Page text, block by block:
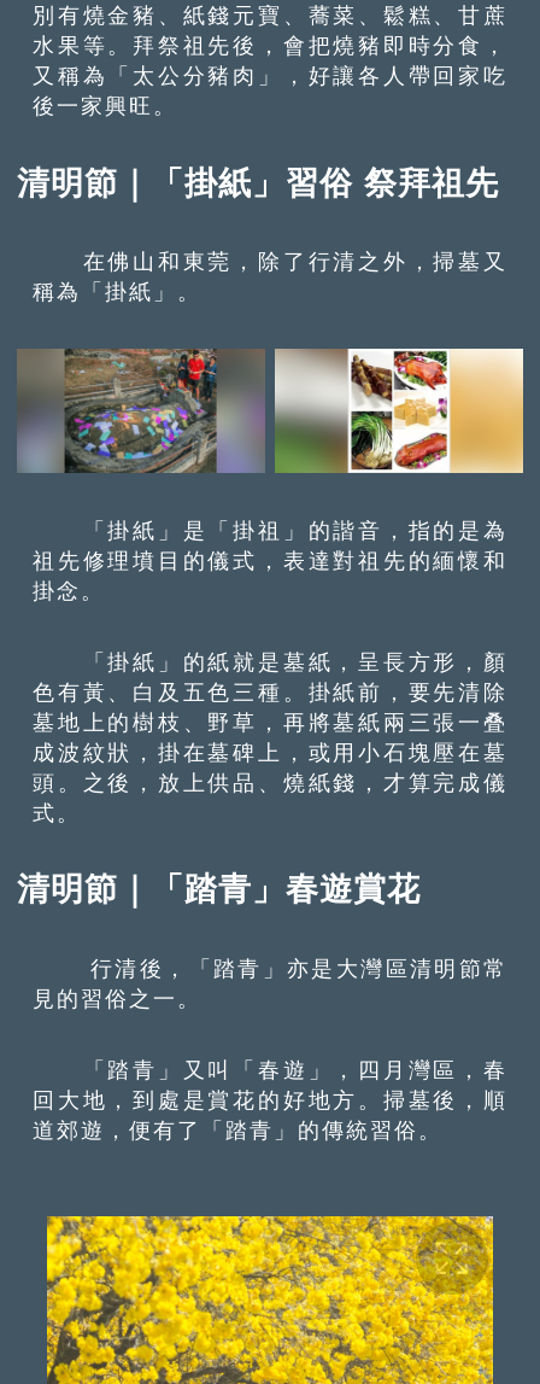
別有燒金豬、紙錢元寶、蕎菜、鬆糕、甘蔗
水果等。拜祭祖先後，會把燒豬即時分食，
又稱為「太公分豬肉」，好讓各人帶回家吃
後一家興旺。
清明節｜「掛紙」習俗 祭拜祖先
在佛山和東莞，除了行清之外，掃墓又
稱為「掛紙」。
「掛紙」是「掛祖」的諧音，指的是為
祖先修理墳目的儀式，表達對祖先的緬懷和
掛念。
「掛紙」的紙就是墓紙，呈長方形，顏
色有黃、白及五色三種。掛紙前，要先清除
墓地上的樹枝、野草，再將墓紙兩三張一叠
成波紋狀，掛在墓碑上，或用小石塊壓在墓
頭。之後，放上供品、燒紙錢，才算完成儀
式。
清明節｜「踏青」春遊賞花
行清後，「踏青」亦是大灣區清明節常
見的習俗之一。
「踏青」又叫「春遊」，四月灣區，春
回大地，到處是賞花的好地方。掃墓後，順
道郊遊，便有了「踏青」的傳統習俗。